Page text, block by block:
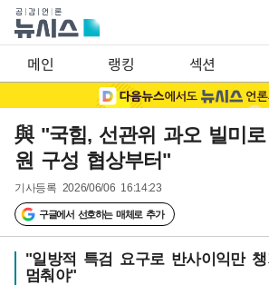
메인 랭킹 섹션
與 "국힘, 선관위 과오 빌미
원 구성 협상부터"
기사등록 2026/06/06 16:14:23
구글에서 선호하는 매체로 추가
"일방적 특검 요구로 반사이익만
멈춰야"